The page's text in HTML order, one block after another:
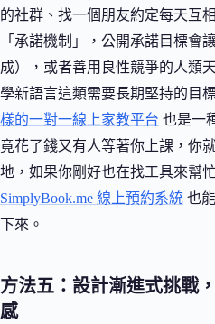
的社群、找一個朋友約定每天互
「承諾機制」，公開承諾目標會
成），或者善用良性競爭的人類
學新語言這類需要長期堅持的目
樣的一對一線上家教平台 也是一
竟花了錢又有人等著你上課，你
地，如果你剛好也在找工具來幫
SimplyBook.me 線上預約系統 也
下來。
方法五：設計漸進式挑戰
感